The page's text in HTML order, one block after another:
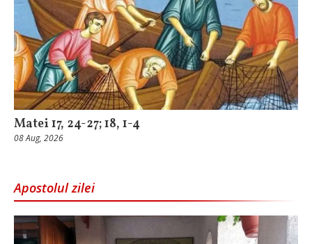
Matei 17, 24-27; 18, 1-4
08 Aug, 2026
Apostolul zilei